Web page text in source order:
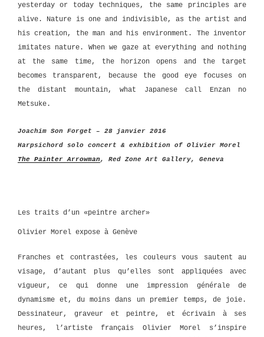
yesterday or today techniques, the same principles are
alive. Nature is one and indivisible, as the artist and
his creation, the man and his environment. The inventor
imitates nature. When we gaze at everything and nothing
at the same time, the horizon opens and the target
becomes transparent, because the good eye focuses on
the distant mountain, what Japanese call Enzan no
Metsuke.
Joachim Son Forget – 28 janvier 2016
Harpsichord solo concert & exhibition of Olivier Morel
The Painter Arrowman, Red Zone Art Gallery, Geneva
Les traits d’un «peintre archer»
Olivier Morel expose à Genève
Franches et contrastées, les couleurs vous sautent au
visage, d’autant plus qu’elles sont appliquées avec
vigueur, ce qui donne une impression générale de
dynamisme et, du moins dans un premier temps, de joie.
Dessinateur, graveur et peintre, et écrivain à ses
heures, l’artiste français Olivier Morel s’inspire